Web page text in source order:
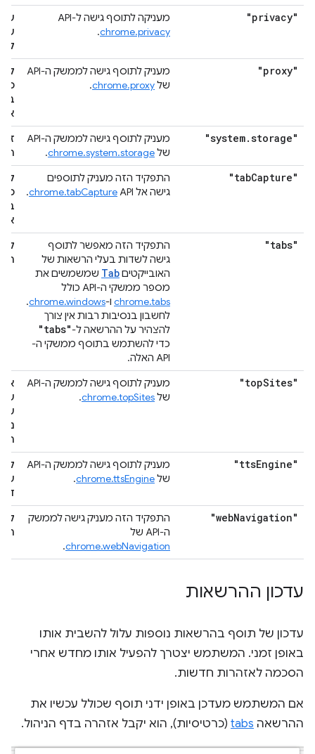
"privacy"
מעניקה לתוסף גישה ל-API
chrome.privacy
.
"proxy"
מעניק לתוסף גישה לממשק ה-API
שלchrome.proxy
.
כל
"system.storage"
מעניק לתוסף גישה לממשק ה-API
שלchrome.system.storage
.
"tabCapture"
התפקיד הזה מעניק לתוספים
גישה אל
chrome.tabCaptureAPI.
כל
"tabs"
התפקיד הזה מאפשר לתוסף
גישה לשדות בעלי הרשאות של
האובייקטיםTab שמשמשים את
מספר ממשקי ה-API כולל
chrome.tabs ו-chrome.windows
.
לחשבון בנסיבות רבות אין צורך
להצהיר על ההרשאה ל-"tabs"
כדי להשתמש בתוסף ממשקי ה-
API האלה.
"topSites"
מעניק לתוסף גישה לממשק ה-API
שלchrome.topSites
.
"ttsEngine"
מעניק לתוסף גישה לממשק ה-API
שלchrome.ttsEngine
.
"webNavigation"
התפקיד הזה מעניק גישה לממשק
ה-API של
chrome.webNavigation
.
עדכון ההרשאות
עדכון של תוסף בהרשאות נוספות עלול להשבית אותו
באופן זמני. המשתמש יצטרך להפעיל אותו מחדש אחרי
הסכמה לאזהרות חדשות.
אם המשתמש מעדכן באופן ידני תוסף שכולל עכשיו את
ההרשאה tabs (כרטיסיות), הוא יקבל אזהרה בדף הניהול.